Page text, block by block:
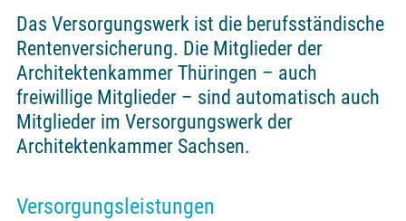
Das Versorgungswerk ist die berufsständische
Rentenversicherung. Die Mitglieder der
Architektenkammer Thüringen – auch
freiwillige Mitglieder – sind automatisch auch
Mitglieder im Versorgungswerk der
Architektenkammer Sachsen.
Versorgungsleistungen